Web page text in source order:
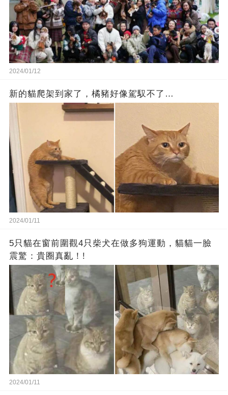
2024/01/12
新的貓爬架到家了，橘豬好像駕馭不了…
2024/01/11
5只貓在窗前圍觀4只柴犬在做多狗運動，貓貓一臉
震驚：貴圈真亂！!
2024/01/11